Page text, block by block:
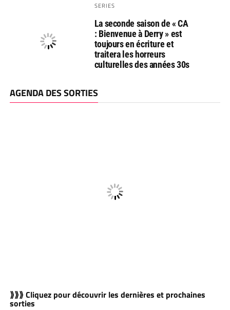
SERIES
La seconde saison de « CA
: Bienvenue à Derry » est
toujours en écriture et
traitera les horreurs
culturelles des années 30s
AGENDA DES SORTIES
⟫⟫⟫ Cliquez pour découvrir les dernières et prochaines
sorties